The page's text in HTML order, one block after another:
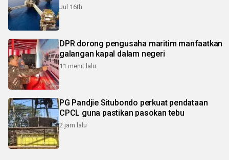
Jul 16th
DPR dorong pengusaha maritim manfaatkan
galangan kapal dalam negeri
11 menit lalu
PG Pandjie Situbondo perkuat pendataan
CPCL guna pastikan pasokan tebu
2 jam lalu